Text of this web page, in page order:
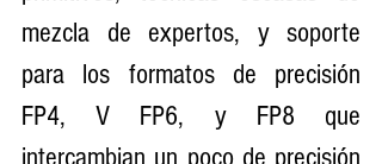
mezcla de expertos, y soporte
para los formatos de precisión
FP4, V FP6, y FP8 que
intercambian un poco de precisión